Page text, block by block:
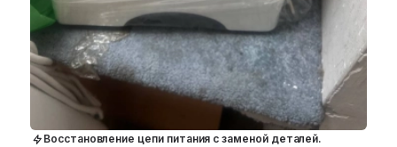
Восстановление цепи питания с заменой деталей.